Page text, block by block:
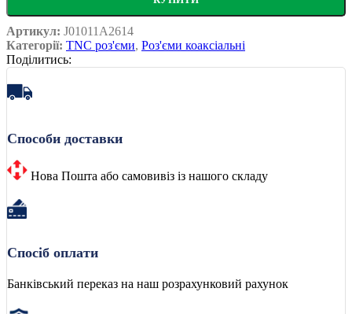
Артикул: J01011A2614
Категорії: TNC роз'єми, Роз'єми коаксіальні
Поділитись:
Способи доставки
Нова Пошта або самовивіз із нашого складу
Спосіб оплати
Банківський переказ на наш розрахунковий рахунок